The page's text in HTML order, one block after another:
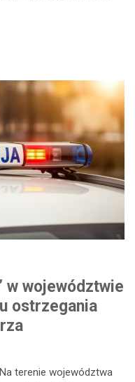
w województwie
ostrzegania
terenie województwa